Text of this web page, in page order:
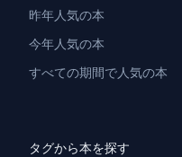
昨年人気の本
今年人気の本
すべての期間で人気の本
タグから本を探す